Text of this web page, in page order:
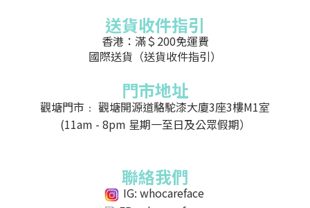
送貨收件指引
香港：滿＄200免運費
國際送貨（送貨收件指引）
門市地址
觀塘門市﹕ 觀塘開源道駱駝漆大廈3座3樓M1室
(11am - 8pm 星期一至日及公眾假期）
聯絡我們
IG: whocareface